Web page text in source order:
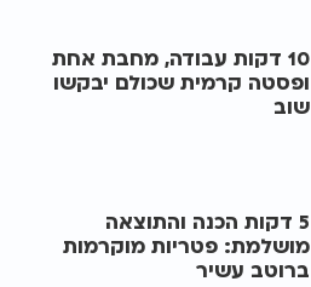
10 דקות עבודה, מחבת אחת
ופסטה קרמית שכולם יבקשו
שוב
5 דקות הכנה והתוצאה
מושלמת: פטריות מוקרמות
ברוטב עשיר